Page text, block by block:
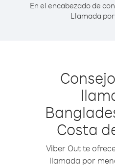
En el encabezado de
Llamada
Costa
Viber Out te
llamada por